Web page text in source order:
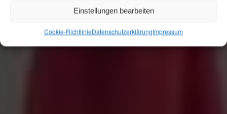
Einstellungen bearbeiten
Cookie-RichtlinieDatenschutzerklärungImpressum